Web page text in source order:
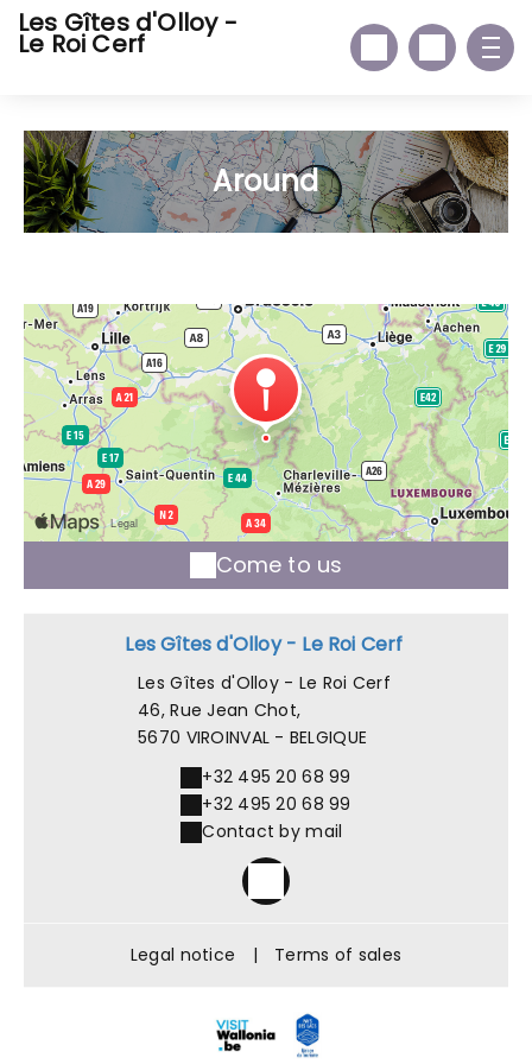
Les Gîtes d'Olloy -
Le Roi Cerf
Around
Come to us
Les Gîtes d'Olloy - Le Roi Cerf
Les Gîtes d'Olloy - Le Roi Cerf
46, Rue Jean Chot,
5670 VIROINVAL - BELGIQUE
+32 495 20 68 99
+32 495 20 68 99
Contact by mail
Legal notice | Terms of sales